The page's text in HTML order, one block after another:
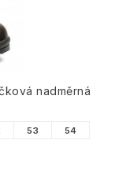
nadměrná
53 54